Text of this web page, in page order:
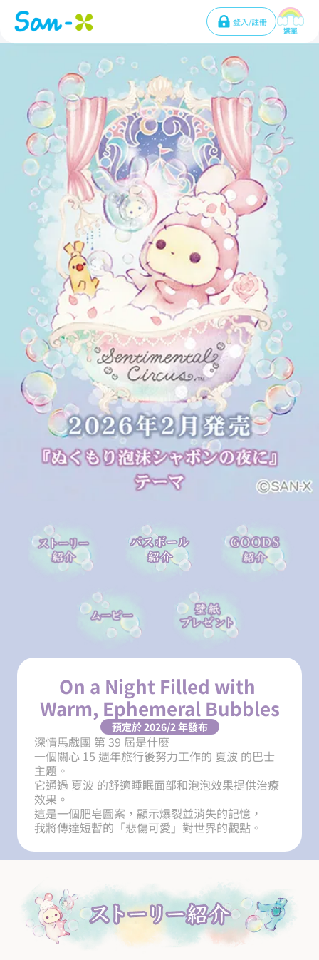
登入/註冊
選單
On a Night Filled with
Warm, Ephemeral Bubbles
預定於 2026/2 年發布
深情馬戲團 第 39 屆是什麼
一個關心 15 週年旅行後努力工作的 夏波 的巴士
主題。
它通過 夏波 的舒適睡眠面部和泡泡效果提供治療
效果。
這是一個肥皂圖案，顯示爆裂並消失的記憶，
我將傳達短暫的「悲傷可愛」對世界的觀點。